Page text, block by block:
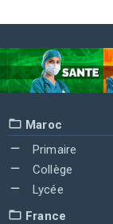
Maroc
Primaire
Collège
Lycée
France